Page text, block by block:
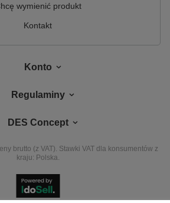
wymienić produkt
Kontakt
Konto
Regulaminy
DES Concept
brutto (z VAT). Stawki VAT dla konsumentów z
kraju: Polska.